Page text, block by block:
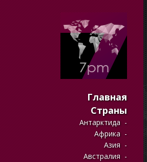
Главная
Страны
Антарктида
Африка
Азия
Австралия